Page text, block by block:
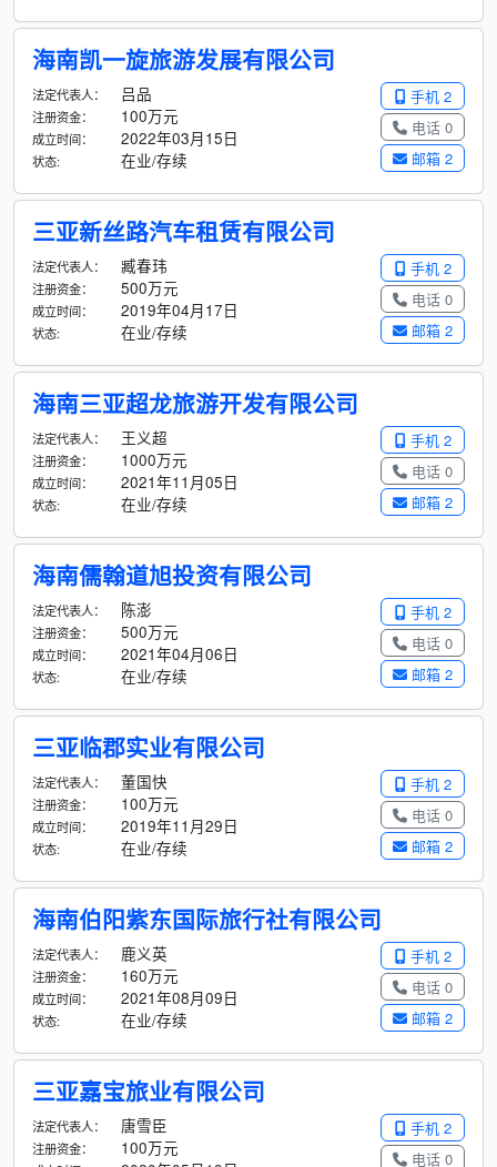
海南凯一旋旅游发展有限公司
手机 2
电话 0
邮箱 2
法定代表人： 吕品
注册资金： 100万元
成立时间： 2022年03月15日
状态: 在业/存续
三亚新丝路汽车租赁有限公司
手机 2
电话 0
邮箱 2
法定代表人： 臧春玮
注册资金： 500万元
成立时间： 2019年04月17日
状态: 在业/存续
海南三亚超龙旅游开发有限公司
手机 2
电话 0
邮箱 2
法定代表人： 王义超
注册资金： 1000万元
成立时间： 2021年11月05日
状态: 在业/存续
海南儒翰道旭投资有限公司
手机 2
电话 0
邮箱 2
法定代表人： 陈澎
注册资金： 500万元
成立时间： 2021年04月06日
状态: 在业/存续
三亚临郡实业有限公司
手机 2
电话 0
邮箱 2
法定代表人： 董国快
注册资金： 100万元
成立时间： 2019年11月29日
状态: 在业/存续
海南伯阳紫东国际旅行社有限公司
手机 2
电话 0
邮箱 2
法定代表人： 鹿义英
注册资金： 160万元
成立时间： 2021年08月09日
状态: 在业/存续
三亚嘉宝旅业有限公司
手机 2
电话 0
法定代表人： 唐雪臣
注册资金： 100万元